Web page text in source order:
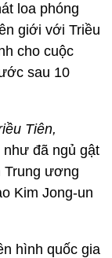
loa phóng
giới với Triều
cho cuộc
sau 10
Tiên,
đã ngủ gật
Trung ương
Kim Jong-un
hình quốc gia